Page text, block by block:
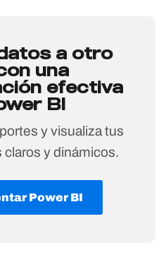
a otro
una
efectiva
BI
y visualiza tus
y dinámicos.
Power BI